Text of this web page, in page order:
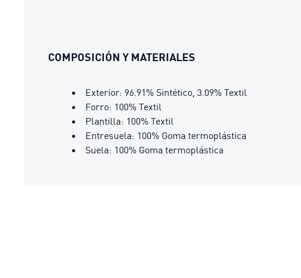
COMPOSICIÓN Y MATERIALES
Exterior: 96.91% Sintético, 3.09% Textil
Forro: 100% Textil
Plantilla: 100% Textil
Entresuela: 100% Goma termoplástica
Suela: 100% Goma termoplástica